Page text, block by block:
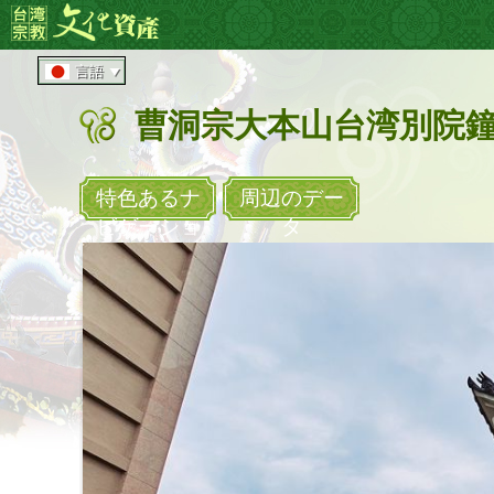
メ
イ
ン
ン
ツ
エ
リ
ア
へ
直
接
移
動
す
る
:::
言語
曹洞宗大本山台湾別院
特色あるナ
ビゲーショ
周辺のデー
タ